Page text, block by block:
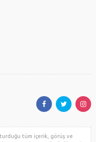
tüm içerik, görüş ve